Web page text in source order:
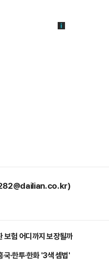
험 어디까지 보장될까
·한투·한화 '3색 셈법'